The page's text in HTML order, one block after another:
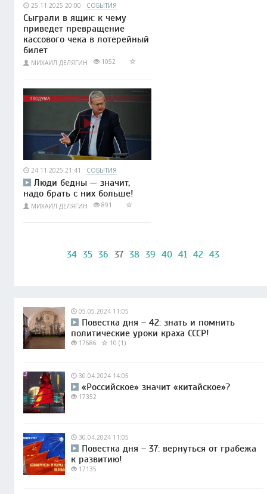
25.11.2025 20:00 СОБЫТИЯ
Сыграли в ящик: к чему
приведет превращение
кассового чека в лотерейный
билет
МИХАИЛ ДЕЛЯГИН 1052
24.11.2025 21:41 СОБЫТИЯ
Люди бедны — значит,
надо брать с них больше!
МИХАИЛ ДЕЛЯГИН 891
34 35 36 37 38 39 40 41 42 43
05.05.2024 11:05
Повестка дня – 42: знать и помнить
политические уроки краха СССР!
17686 10 (1)
30.04.2024 14:05
«Российское» значит «китайское»?
17352
30.04.2024 11:05
Повестка дня – 37: вернуться от грабежа
к развитию!
17135